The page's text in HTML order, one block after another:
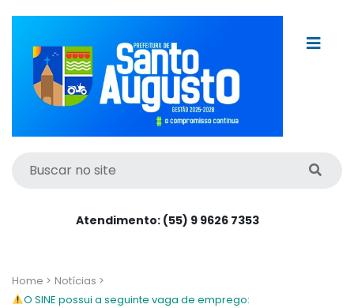
Atendimento: (55) 9 9626 7353
Home > Notícias >
O SINE possui a seguinte vaga de emprego: